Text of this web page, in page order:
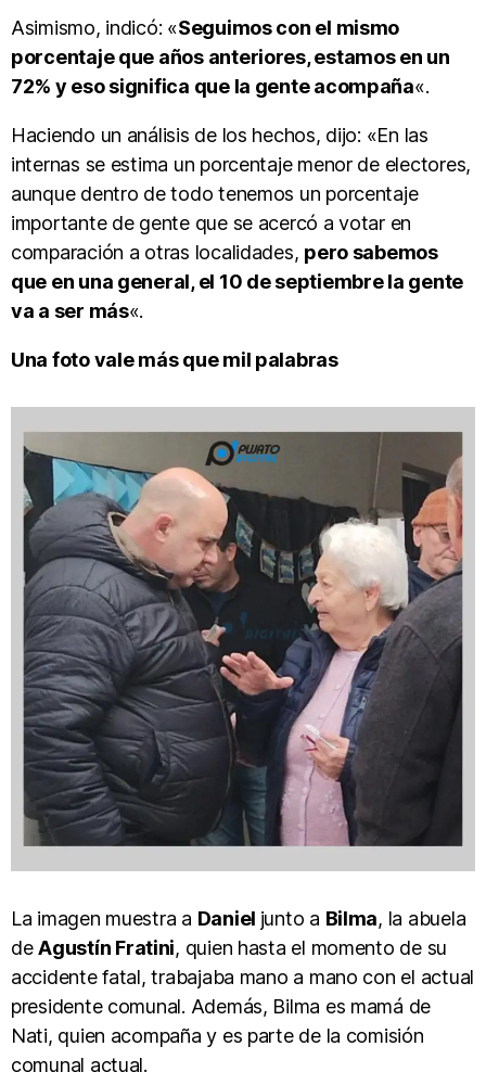
Asimismo, indicó: «Seguimos con el mismo
porcentaje que años anteriores, estamos en un
72% y eso significa que la gente acompaña«.
Haciendo un análisis de los hechos, dijo: «En las
internas se estima un porcentaje menor de electores,
aunque dentro de todo tenemos un porcentaje
importante de gente que se acercó a votar en
comparación a otras localidades, pero sabemos
que en una general, el 10 de septiembre la gente
va a ser más«.
Una foto vale más que mil palabras
La imagen muestra a Daniel junto a Bilma, la abuela
deAgustín Fratini, quien hasta el momento de su
accidente fatal, trabajaba mano a mano con el actual
presidente comunal. Además, Bilma es mamá de
Nati, quien acompaña y es parte de la comisión
comunal actual.